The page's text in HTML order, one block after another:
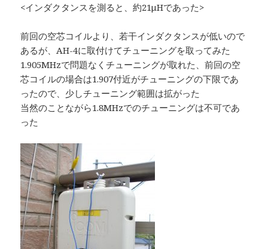
<インダクタンスを測ると、約21μHであった>
前回の空芯コイルより、若干インダクタンスが低いので
あるが、AH-4に取付けてチューニングを取ってみた
1.905MHzで問題なくチューニングが取れた、前回の空
芯コイルの場合は1.907付近がチューニングの下限であ
ったので、少しチューニング範囲は拡がった
当然のことながら1.8MHzでのチューニングは不可であ
った